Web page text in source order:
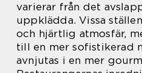
varierar från det
uppklädda. Vissa
och hjärtlig atmosfär,
till en mer sofistikerad
avnjutas i en mer